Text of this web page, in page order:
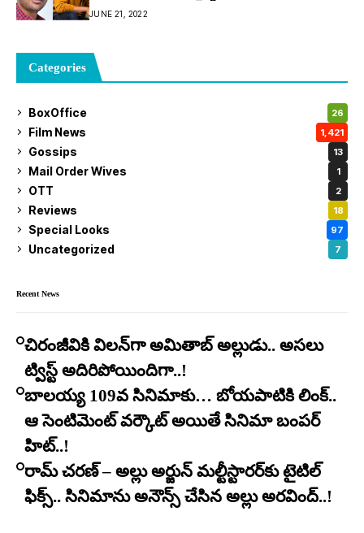
JUNE 21, 2022
Categories
BoxOffice 26
Film News 1,421
Gossips 13
Mail Order Wives 1
OTT 2
Reviews 18
Special Looks 97
Uncategorized 7
Recent News
చిరంజీవికి విలన్‌గా అమితాబ్ అల్లుడు.. అసలు
ట్విస్ట్ అదిరిపోయిందిగా..!
బాలయ్య 109వ సినిమాకు… బోయపాటికి లింక్..
ఆ సెంటిమెంట్ వర్కౌట్ అయితే సినిమా బంపర్
హిట్..!
రామ్ చరణ్ – అల్లు అర్జున్ మల్టీస్టారర్​కు టైటిల్
ఫిక్స్.. సినిమాను అనౌన్స్ చేసిన అల్లు అరవింద్..!